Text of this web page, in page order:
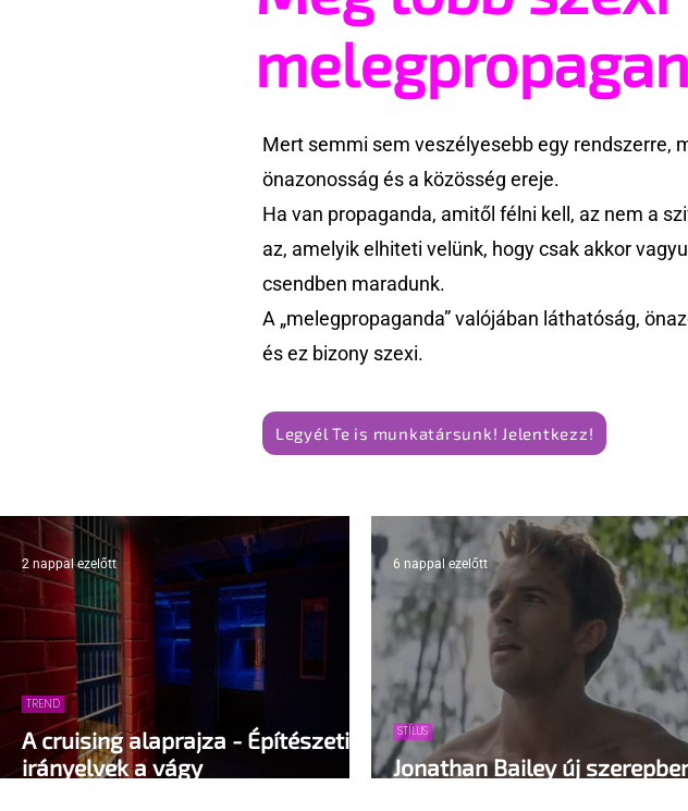
Mert semmi sem veszélyesebb egy rendszerre,
önazonosság és a közösség ereje.
Ha van propaganda, amitől félni kell, az nem a
az, amelyik elhiteti velünk, hogy csak akkor
csendben maradunk.
A „melegpropaganda” valójában láthatóság,
és ez bizony szexi.
Legyél Te is munkatársunk! Jelentkezz!
A cruising alaprajza - Építészeti
irányelvek a vágy
TREND
2 nappal ezelőtt
Jonathan Bailey új
STÍLUS
6 nappal ezelőtt